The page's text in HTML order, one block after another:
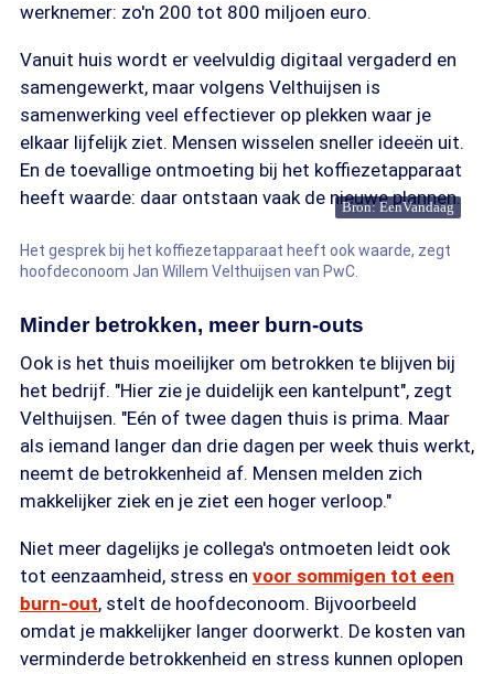
werknemer: zo'n 200 tot 800 miljoen euro.
Vanuit huis wordt er veelvuldig digitaal vergaderd en
samengewerkt, maar volgens Velthuijsen is
samenwerking veel effectiever op plekken waar je
elkaar lijfelijk ziet. Mensen wisselen sneller ideeën uit.
En de toevallige ontmoeting bij het koffiezetapparaat
heeft waarde: daar ontstaan vaak de nieuwe plannen.
Bron: EenVandaag
Het gesprek bij het koffiezetapparaat heeft ook waarde, zegt
hoofdeconoom Jan Willem Velthuijsen van PwC.
Minder betrokken, meer burn-outs
Ook is het thuis moeilijker om betrokken te blijven bij
het bedrijf. "Hier zie je duidelijk een kantelpunt", zegt
Velthuijsen. "Eén of twee dagen thuis is prima. Maar
als iemand langer dan drie dagen per week thuis werkt,
neemt de betrokkenheid af. Mensen melden zich
makkelijker ziek en je ziet een hoger verloop."
Niet meer dagelijks je collega's ontmoeten leidt ook
tot eenzaamheid, stress en voor sommigen tot een
burn-out, stelt de hoofdeconoom. Bijvoorbeeld
omdat je makkelijker langer doorwerkt. De kosten van
verminderde betrokkenheid en stress kunnen oplopen